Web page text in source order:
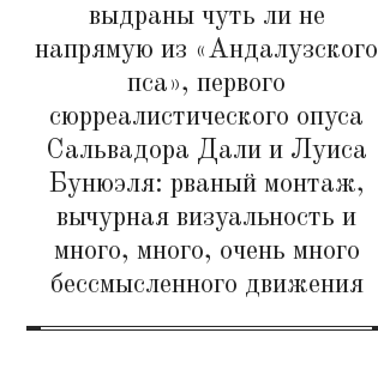
выдраны чуть ли не
напрямую из «Андалузского
пса», первого
сюрреалистического опуса
Сальвадора Дали и Луиса
Бунюэля: рваный монтаж,
вычурная визуальность и
много, много, очень много
бессмысленного движения